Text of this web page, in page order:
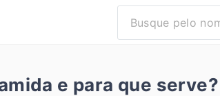
e para que serve?